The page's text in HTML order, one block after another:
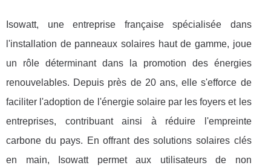
Isowatt, une entreprise française spécialisée dans
l'installation de panneaux solaires haut de gamme, joue
un rôle déterminant dans la promotion des énergies
renouvelables. Depuis près de 20 ans, elle s'efforce de
faciliter l'adoption de l'énergie solaire par les foyers et les
entreprises, contribuant ainsi à réduire l'empreinte
carbone du pays. En offrant des solutions solaires clés
en main, Isowatt permet aux utilisateurs de non